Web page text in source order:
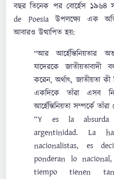
বছর তিনেক পর বোর্হেস ১৯৬৪
de Poesia উপলক্ষ্যে এক
আবারও উত্থাপিত হয়:
“আর আর্হেন্তিনিয়তার
যাদেরকে
করেন, অর্থাৎ, জাতীয়তা কী
একদিকে তাঁরা এসব
আর্হেন্তিনিয়তা সম্পর্কে
“Y es la
argentinidad. La
nacionalistas, es
ponderan lo
tiempo tienen